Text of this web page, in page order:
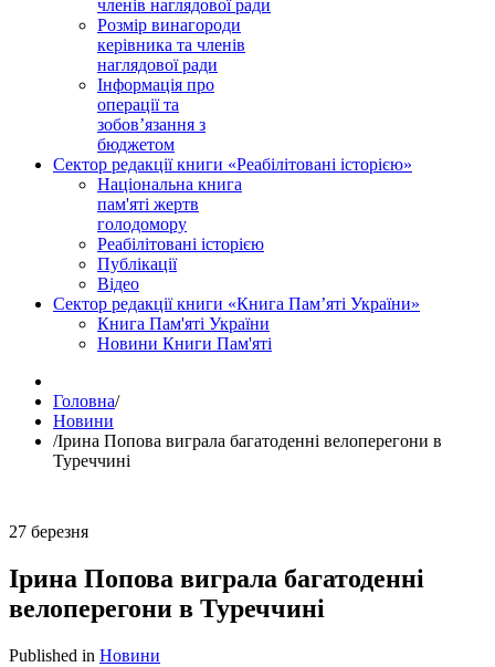
членів наглядової ради
Розмір винагороди
керівника та членів
наглядової ради
Інформація про
операції та
зобов’язання з
бюджетом
Сектор редакції книги «Реабілітовані історією»
Національна книга
пам'яті жертв
голодомору
Реабілітовані історією
Публікації
Відео
Сектор редакції книги «Книга Пам’яті України»
Книга Пам'яті України
Новини Книги Пам'яті
Головна/
Новини
/Ірина Попова виграла багатоденні велоперегони в
Туреччині
27 березня
Ірина Попова виграла багатоденні
велоперегони в Туреччині
Published in Новини